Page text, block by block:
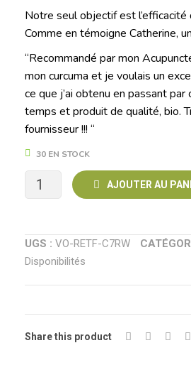
Notre seul objectif est
Comme en témoigne Catherine,
“Recommandé par mon
mon curcuma et je voulais un
ce que j’ai obtenu en passant
temps et produit de qualité, bio.
fournisseur !!! “
30 EN STOCK
quantité
Anti-
inflammatoire
AJOUTER AU
UGS : VO-RETF-C7RW
Disponibilités
Share this product